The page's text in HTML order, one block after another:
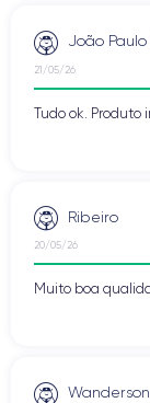
João
21/05/26
Tudo ok. Produto
Ribeiro
20/05/26
Muito boa